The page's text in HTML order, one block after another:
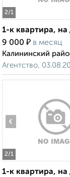
2/1
1-к квартира,
9 000 ₽ в месяц
Калининский
Агентство,
2/1
‹
1-к квартира,